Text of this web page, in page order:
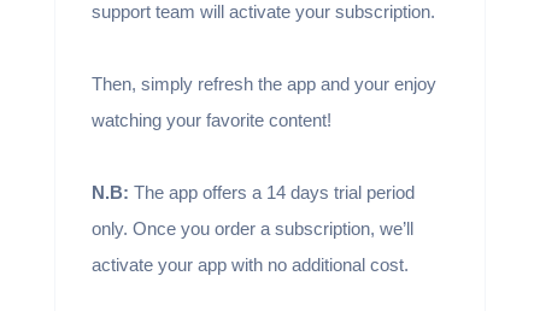
support team will activate your subscription.
Then, simply refresh the app and your enjoy
watching your favorite content!
N.B: The app offers a 14 days trial period
only. Once you order a subscription, we’ll
activate your app with no additional cost.